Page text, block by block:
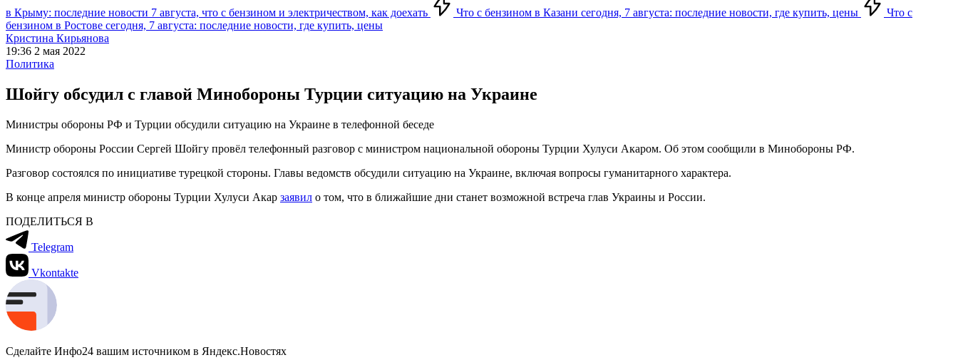
в Крыму: последние новости 7 августа, что с бензином и электричеством, как доехать Что с бензином в Казани сегодня, 7 августа: последние новости, где купить, цены
Что с
бензином в Ростове сегодня, 7 августа: последние новости, где купить, цены
Кристина Кирьянова
19:36 2 мая 2022
Политика
Шойгу обсудил с главой Минобороны Турции ситуацию на Украине
Министры обороны РФ и Турции обсудили ситуацию на Украине в телефонной беседе
Министр обороны России Сергей Шойгу провёл телефонный разговор с министром национальной обороны Турции Хулуси Акаром. Об этом сообщили в Минобороны РФ.
Разговор состоялся по инициативе турецкой стороны. Главы ведомств обсудили ситуацию на Украине, включая вопросы гуманитарного характера.
В конце апреля министр обороны Турции Хулуси Акар заявил о том, что в ближайшие дни станет возможной встреча глав Украины и России.
ПОДЕЛИТЬСЯ В
Telegram
Vkontakte
Сделайте Инфо24 вашим источником в Яндекс.Новостях